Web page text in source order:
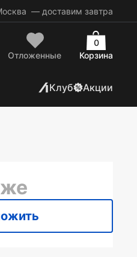
— доставим завтра
Отложенные Корзина
0
Клуб Акции